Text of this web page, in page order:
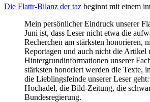
Die Flattr-Bilanz der taz beginnt mit einem
Mein persönlicher Eindruck unserer
Juni ist, dass Leser nicht etwa die
Recherchen am stärksten honorieren,
Reportagen und auch nicht die Artikel
Hintergrundinformationen unserer
stärksten honoriert werden die Texte,
die Lieblingsfeinde unserer Leser
Hochadel, die Bild-Zeitung, die
Bundesregierung.